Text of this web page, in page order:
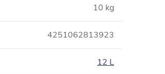
10 kg
4251062813923
12 L